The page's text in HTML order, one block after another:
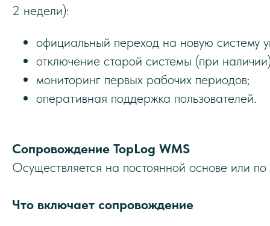
2 недели):
официальный переход на новую систему
отключение старой системы (при
мониторинг первых рабочих периодов;
оперативная поддержка пользователей.
Сопровождение TopLog WMS
Осуществляется на постоянной основе или по
Что включает сопровождение